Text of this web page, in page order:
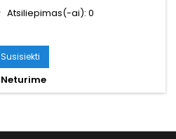
Atsiliepimas(-ai): 0
Susisiekti
Neturime